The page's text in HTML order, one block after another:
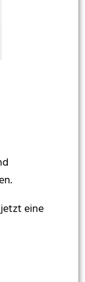
eine